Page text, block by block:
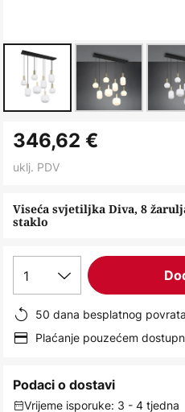
to
the
of
the
Viseća svjetiljka Diva, 8
staklo
346,62 €
uklj. PDV
1
50 dana besplatnog povrata
Plaćanje pouzećem
Podaci o dostavi
Vrijeme isporuke: 3 - 4 tjedna